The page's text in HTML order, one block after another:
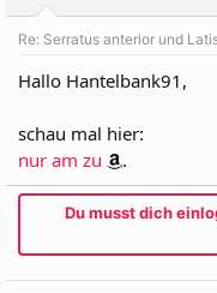
Re: Serratus anterior und
Hallo Hantelbank91,
schau mal hier:
nur am zu
.
Du musst dich